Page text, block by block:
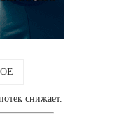
снижает.